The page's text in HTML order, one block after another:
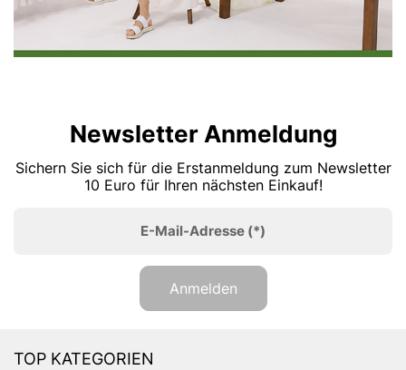
Newsletter Anmeldung
Sichern Sie sich für die Erstanmeldung zum Newsletter
10 Euro für Ihren nächsten Einkauf!
E-Mail-Adresse (*)
Anmelden
TOP KATEGORIEN